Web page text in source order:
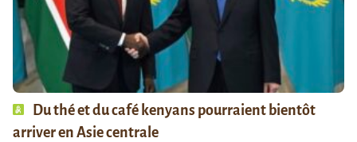
Du thé et du café kenyans pourraient bientôt
arriver en Asie centrale